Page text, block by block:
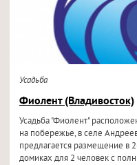
Усадьба
Фиолент (Владивосток)
Усадьба "Фиолент"
на побережье, в селе
предлагается размещение в
домиках для 2 человек с